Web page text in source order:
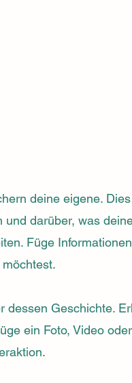
deine eigene.
darüber, was
Füge
dessen Geschichte.
ein Foto, Video